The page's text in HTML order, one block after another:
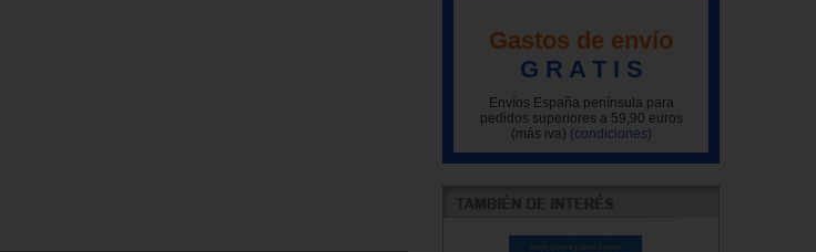
Gastos de envío
G R A T I S
Envíos España península para
pedidos superiores a 59,90 euros
(más iva) (condiciones)